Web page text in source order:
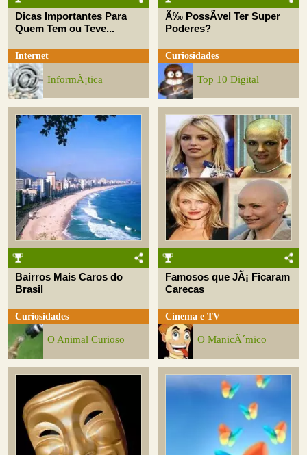
Dicas Importantes Para
Quem Tem ou Teve...
Internet
InformÃ¡tica
Ã‰ PossÃ­vel Ter Super
Poderes?
Curiosidades
Top 10 Digital
Bairros Mais Caros do
Brasil
Curiosidades
O Animal Curioso
Famosos que JÃ¡ Ficaram
Carecas
Cinema e TV
O ManicÃ´mico